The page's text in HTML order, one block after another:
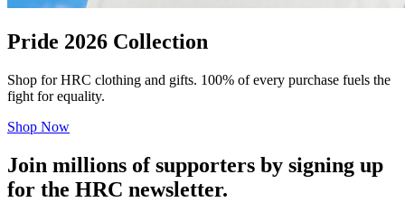
Pride 2026 Collection
Shop for HRC clothing and gifts. 100% of every purchase fuels the
fight for equality.
Shop Now
Join millions of supporters by signing up
for the HRC newsletter.